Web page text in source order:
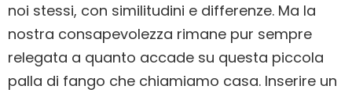
noi stessi, con similitudini e differenze. Ma la
nostra consapevolezza rimane pur sempre
relegata a quanto accade su questa piccola
palla di fango che chiamiamo casa. Inserire un